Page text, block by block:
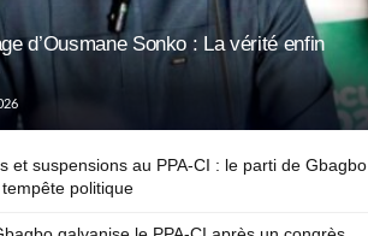
d’Ousmane Sonko : La vérité enfin
et suspensions au PPA-CI : le parti de Gbagbo
politique